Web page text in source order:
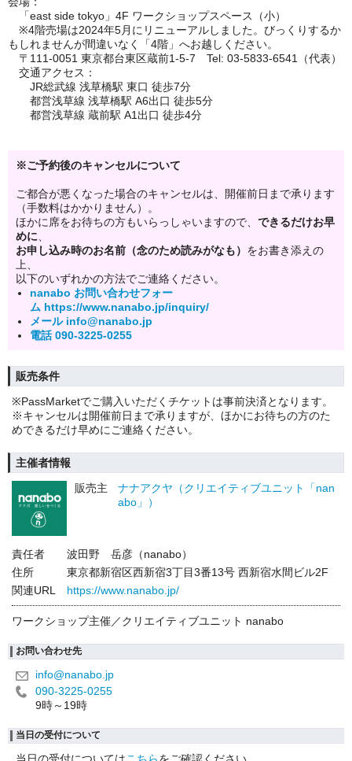
「east side tokyo」4F ワークショップスペース（小）
※4階売場は2024年5月にリニューアルしました。びっくりするか
もしれませんが間違いなく「4階」へお越しください。
〒111-0051 東京都台東区蔵前1-5-7 Tel: 03-5833-6541（代表）
交通アクセス：
JR総武線 浅草橋駅 東口 徒歩7分
都営浅草線 浅草橋駅 A6出口 徒歩5分
都営浅草線 蔵前駅 A1出口 徒歩4分
※ご予約後のキャンセルについて
ご都合が悪くなった場合のキャンセルは、開催前日まで承ります
（手数料はかかりません）。
ほかに席をお待ちの方もいらっしゃいますので、 できるだけお早
めに
お申し込み時のお名前（念のため読みがなも） をお書き添えの
上、
以下のいずれかの方法でご連絡ください。
nanabo お問い合わせフォー
ム https://www.nanabo.jp/inquiry/
メール info@nanabo.jp
電話 090-3225-0255
販売条件
※PassMarketでご購入いただくチケットは事前決済となります。
※キャンセルは開催前日まで承りますが、ほかにお待ちの方のた
めできるだけ早めにご連絡ください。
主催者情報
販売主
ナナアクヤ（クリエイティブユニット「nan
abo」）
責任者
波田野 岳彦（nanabo）
住所
東京都新宿区西新宿3丁目3番13号 西新宿水間ビル2F
関連URL
https://www.nanabo.jp/
ワークショップ主催／クリエイティブユニット nanabo
お問い合わせ先
info@nanabo.jp
090-3225-0255
9時～19時
当日の受付について